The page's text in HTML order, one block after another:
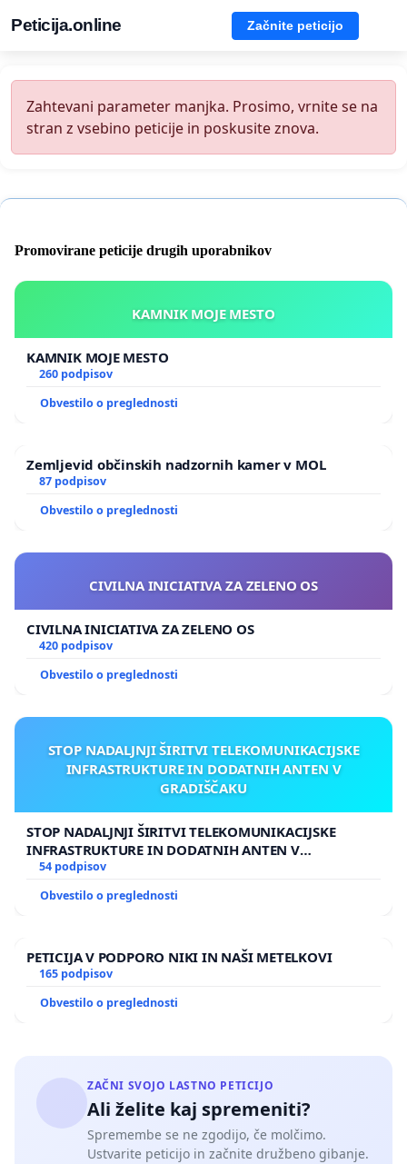
Peticija.online Začnite peticijo
Zahtevani parameter manjka. Prosimo, vrnite se na
stran z vsebino peticije in poskusite znova.
Promovirane peticije drugih uporabnikov
KAMNIK MOJE MESTO
KAMNIK MOJE MESTO
260 podpisov
Obvestilo o preglednosti
Zemljevid občinskih nadzornih kamer v MOL
87 podpisov
Obvestilo o preglednosti
CIVILNA INICIATIVA ZA ZELENO OS
CIVILNA INICIATIVA ZA ZELENO OS
420 podpisov
Obvestilo o preglednosti
STOP NADALJNJI ŠIRITVI TELEKOMUNIKACIJSKE
INFRASTRUKTURE IN DODATNIH ANTEN V
GRADIŠČAKU
STOP NADALJNJI ŠIRITVI TELEKOMUNIKACIJSKE
INFRASTRUKTURE IN DODATNIH ANTEN V
GRADIŠČAKU
54 podpisov
Obvestilo o preglednosti
PETICIJA V PODPORO NIKI IN NAŠI METELKOVI
165 podpisov
Obvestilo o preglednosti
ZAČNI SVOJO LASTNO PETICIJO
Ali želite kaj spremeniti?
Spremembe se ne zgodijo, če molčimo.
Ustvarite peticijo in začnite družbeno gibanje.